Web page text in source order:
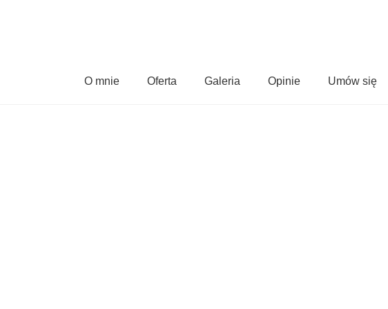
O mnie Oferta Galeria Opinie Umów się